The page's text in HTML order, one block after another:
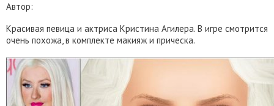
Автор:
Красивая певица и актриса Кристина Агилера. В игре смотрится
очень похожа, в комплекте макияж и прическа.